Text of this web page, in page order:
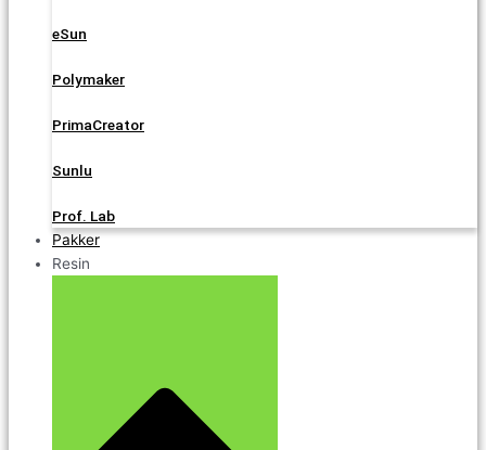
eSun
Polymaker
PrimaCreator
Sunlu
Prof. Lab
Pakker
Resin